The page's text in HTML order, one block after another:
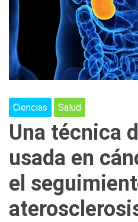
Ciencias Salud
Una técnica
usada en
el